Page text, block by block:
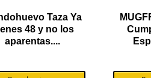
Taza Ya
48 y no los
aparentas....